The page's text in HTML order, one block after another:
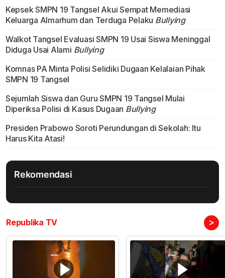
Kepsek SMPN 19 Tangsel Akui Sempat Memediasi
Keluarga Almarhum dan Terduga Pelaku Bullying
Walkot Tangsel Evaluasi SMPN 19 Usai Siswa Meninggal
Diduga Usai Alami Bullying
Komnas PA Minta Polisi Selidiki Dugaan Kelalaian Pihak
SMPN 19 Tangsel
Sejumlah Siswa dan Guru SMPN 19 Tangsel Mulai
Diperiksa Polisi di Kasus Dugaan Bullying
Presiden Prabowo Soroti Perundungan di Sekolah: Itu
Harus Kita Atasi!
Rekomendasi
Republika TV >